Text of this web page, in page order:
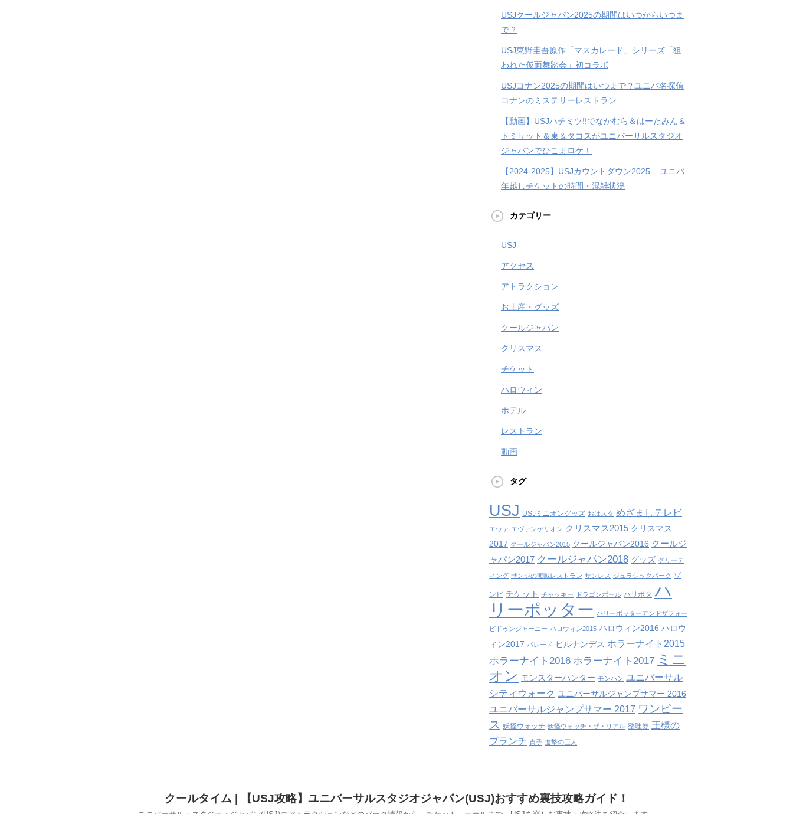
USJクールジャパン2025の期間はいつからいつま
で？
USJ東野圭吾原作「マスカレード」シリーズ「狙
われた仮面舞踏会」初コラボ
USJコナン2025の期間はいつまで？ユニバ名探偵
コナンのミステリーレストラン
【動画】USJハチミツ!!でなかむら＆はーたみん＆
トミサット＆東＆タコスがユニバーサルスタジオ
ジャパンでひこまロケ！
【2024-2025】USJカウントダウン2025 – ユニバ
年越しチケットの時間・混雑状況
カテゴリー
USJ
アクセス
アトラクション
お土産・グッズ
クールジャパン
クリスマス
チケット
ハロウィン
ホテル
レストラン
動画
タグ
USJ USJミニオングッズ おはスタ めざましテレビ
エヴァ エヴァンゲリオン クリスマス2015 クリスマス
2017 クールジャパン2015 クールジャパン2016 クールジ
ャパン2017 クールジャパン2018 グッズ グリーテ
ィング サンジの海賊レストラン サンレス ジュラシックパーク ゾ
ンビ チケット チャッキー ドラゴンボール ハリポタ ハ
リーポッター ハリーポッターアンドザフォー
ビドゥンジャーニー ハロウィン2015 ハロウィン2016 ハロウ
ィン2017 パレード ヒルナンデス ホラーナイト2015
ホラーナイト2016 ホラーナイト2017 ミニ
オン モンスターハンター モンハン ユニバーサル
シティウォーク ユニバーサルジャンプサマー 2016
ユニバーサルジャンプサマー 2017 ワンピー
ス 妖怪ウォッチ 妖怪ウォッチ・ザ・リアル 整理券 王様の
ブランチ 貞子 進撃の巨人
クールタイム | 【USJ攻略】ユニバーサルスタジオジャパン(USJ)おすすめ裏技攻略ガイド！